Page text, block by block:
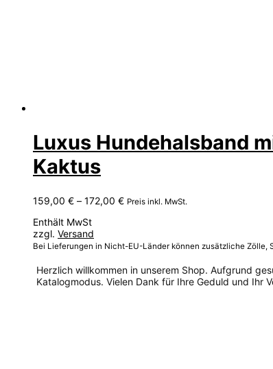
Luxus Hundehalsband
Kaktus
159,00 € – 172,00 €Preisspanne:
Preis inkl. MwSt.
Enthält MwSt
zzgl. Versand
Bei Lieferungen in Nicht-EU-Länder können zusätzliche Zölle,
Herzlich willkommen in unserem Shop. Aufgrund
Katalogmodus. Vielen Dank für Ihre Geduld und Ihr